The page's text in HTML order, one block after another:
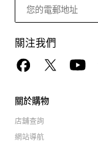
關注我們
關於購物
店舖查詢
網站導航